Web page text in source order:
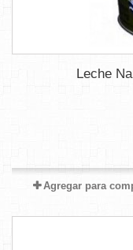
Leche
Agregar para